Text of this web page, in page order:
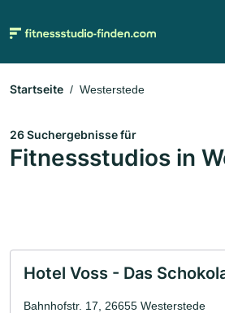
Startseite Westerstede
26 Suchergebnisse für
Fitnessstudios in
Hotel Voss - Das
Bahnhofstr. 17, 26655 Westerstede